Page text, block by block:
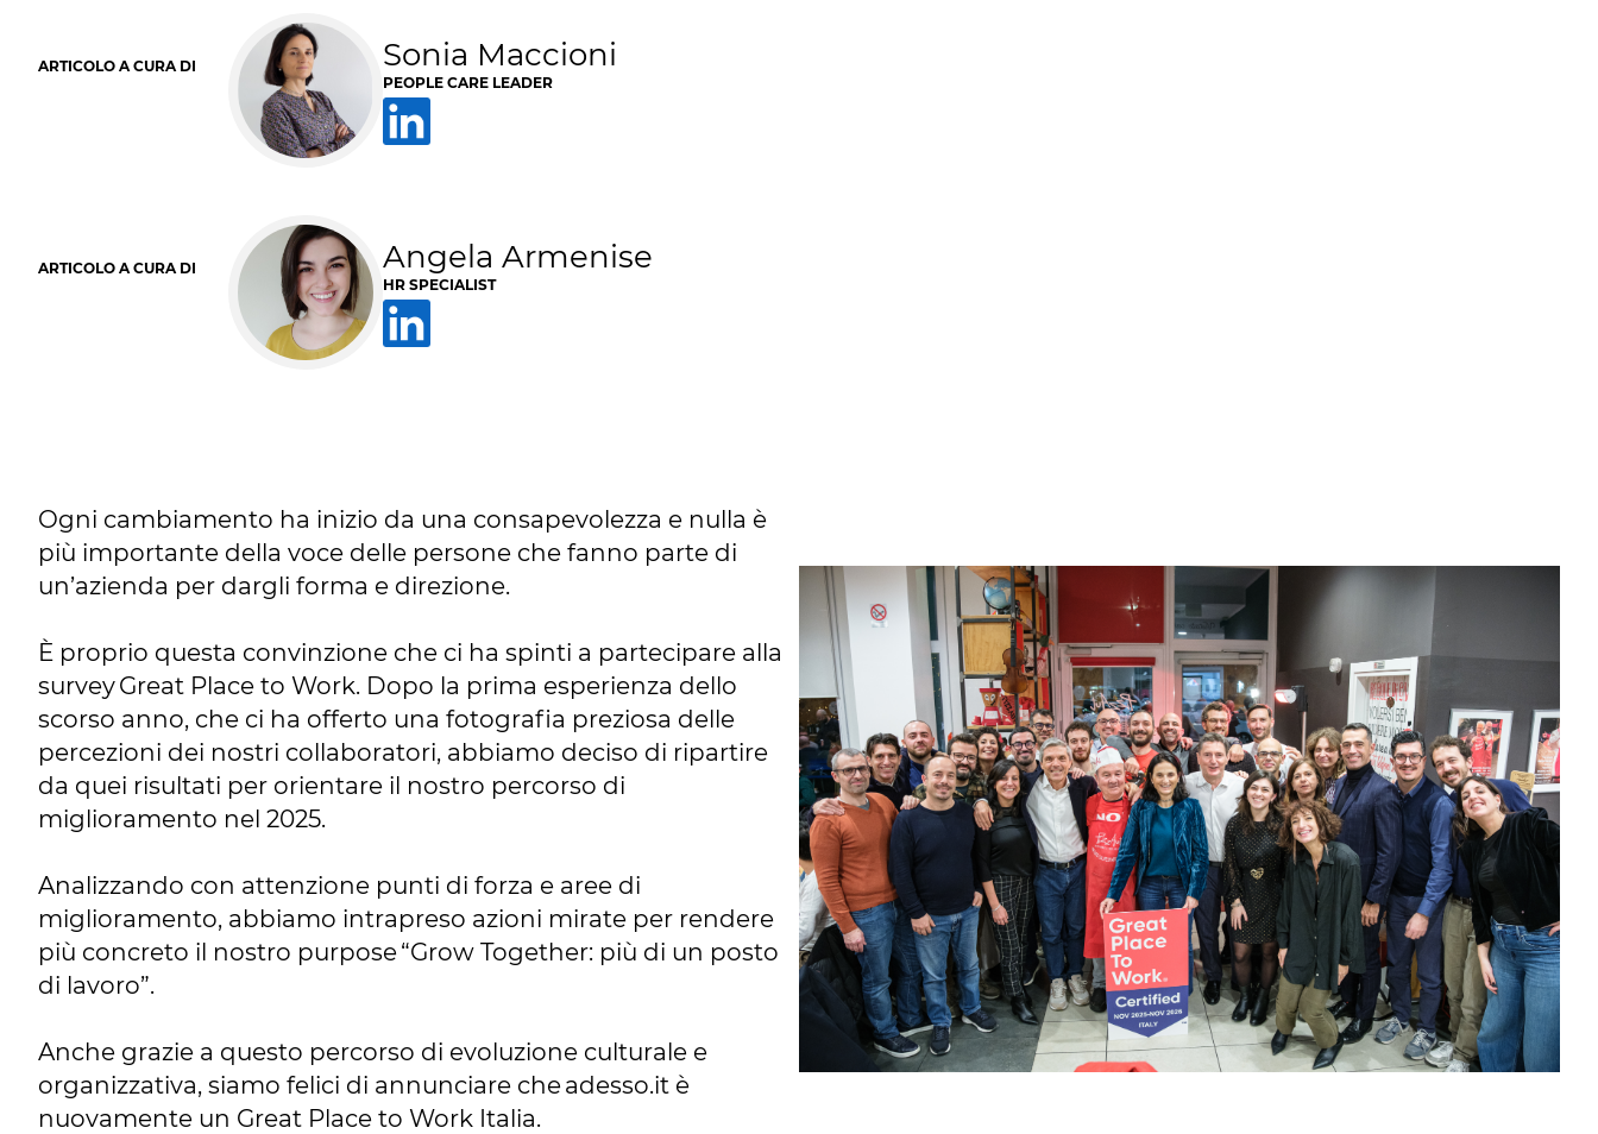
ARTICOLO A CURA DI Sonia Maccioni
PEOPLE CARE LEADER
ARTICOLO A CURA DI Angela Armenise
HR SPECIALIST
Ogni cambiamento ha inizio da una consapevolezza e nulla è
più importante della voce delle persone che fanno parte di
un’azienda per dargli forma e direzione.
È proprio questa convinzione che ci ha spinti a partecipare alla
survey Great Place to Work. Dopo la prima esperienza dello
scorso anno, che ci ha offerto una fotografia preziosa delle
percezioni dei nostri collaboratori, abbiamo deciso di ripartire
da quei risultati per orientare il nostro percorso di
miglioramento nel 2025.
Analizzando con attenzione punti di forza e aree di
miglioramento, abbiamo intrapreso azioni mirate per rendere
più concreto il nostro purpose “Grow Together: più di un posto
di lavoro”.
Anche grazie a questo percorso di evoluzione culturale e
organizzativa, siamo felici di annunciare che adesso.it è
nuovamente un Great Place to Work Italia.